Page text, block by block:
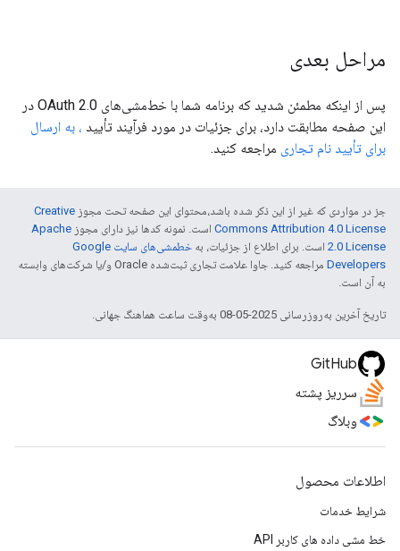
مراحل بعدی
پس از اینکه مطمئن شدید که برنامه شما با خط‌مشی‌های OAuth 2.0 در
این صفحه مطابقت دارد، برای جزئیات در مورد فرآیند تأیید ، به ارسال
برای تأیید نام تجاری مراجعه کنید.
جز در مواردی که غیر از این ذکر شده باشد،‌محتوای این صفحه تحت مجوز Creative
Commons Attribution 4.0 License است. نمونه کدها نیز دارای مجوز Apache
2.0 License است. برای اطلاع از جزئیات، به
خطمشی‌های سایت Google
Developers‏
مراجعه کنید. جاوا علامت تجاری ثبت‌شده Oracle و/یا شرکت‌های وابسته
به آن است.
تاریخ آخرین به‌روزرسانی 2025-05-08 به‌وقت ساعت هماهنگ جهانی.
GitHub
سرریز پشته
وبلاگ
اطلاعات محصول
شرایط خدمات
خط مشی داده های کاربر API